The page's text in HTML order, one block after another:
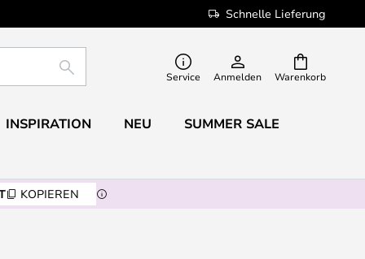
Schnelle Lieferung
Warenkorb
SUCHE Service Anmelden
INSPIRATION NEU SUMMER SALE
KOPIEREN